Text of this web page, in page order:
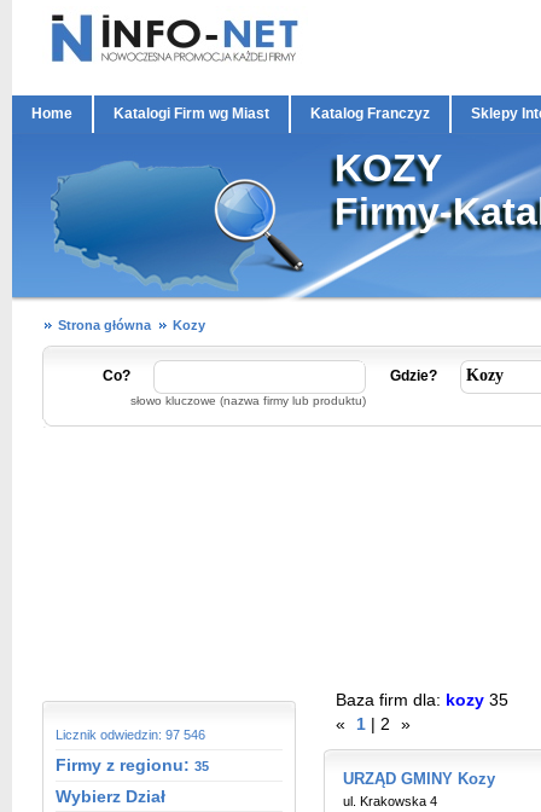
Home Katalogi Firm wg Miast Katalog Franczyz Sklepy
KOZY
Firmy-
Strona główna Kozy
Co?
słowo kluczowe (nazwa firmy lub produktu)
Gdzie?
Licznik odwiedzin: 97 546
Firmy z regionu: 35
Wybierz Dział
Baza firm dla: kozy 35
«
1 2 »
URZĄD GMINY Kozy
ul. Krakowska 4